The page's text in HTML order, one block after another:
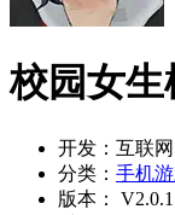
校园女生
开发： 互联网
分类： 手机
版本：
V2.0.1